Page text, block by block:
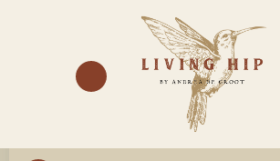
NAAR
DE
INHOUD